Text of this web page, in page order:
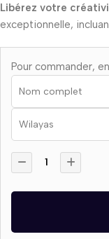
Libérez votre
exceptionnelle,
Pour commander,